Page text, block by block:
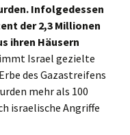
Infolgedessen
der 2,3 Millionen
ihren Häusern
Israel gezielte
des Gazastreifens
mehr als 100
israelische Angriffe